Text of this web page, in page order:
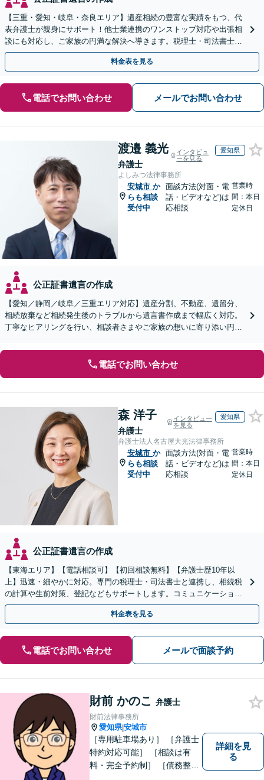
【三重・愛知・岐阜・奈良エリア】遺産相続の豊富な実績をもつ、代
表弁護士が親身にサポート！他士業連携のワンストップ対応や出張相
談にも対応し、ご家族の円満な解決へ導きます。税理士・司法書士と
も連携し、スピーディな解決をご提案【夜間面談可】
料金表を見る
電話でお問い合わせ メールでお問い合わせ
渡邉 義光
弁護士
インタビュ
ーを見る
愛知県
よしみつ法律事務所
安城市 か
らも相談
受付中
面談方法(対面・電
話・ビデオなど)は
応相談
営業時
間：本日
定休日
公正証書遺言の作成
【愛知／静岡／岐阜／三重エリア対応】遺産分割、不動産、遺留分、
相続放棄など相続発生後のトラブルから遺言書作成まで幅広く対応。
丁寧なヒアリングを行い、相談者さまやご家族の想いに寄り添い円滑
電話でお問い合わせ
森 洋子
弁護士
インタビュー
を見る
愛知県
弁護士法人名古屋大光法律事務所
安城市 か
らも相談
受付中
面談方法(対面・電
話・ビデオなど)は
応相談
営業時
間：本日
定休日
公正証書遺言の作成
【東海エリア】【電話相談可】【初回相談無料】【弁護士歴10年以
上】迅速・細やかに対応。専門の税理士・司法書士と連携し、相続税
の計算や生前対策、登記などもサポートします。コミュニケーション
を大事にし、より納得できる解決を目指します。
料金表を見る
電話でお問い合わせ メールで面談予約
財前 かのこ 弁護士
財前法律事務所
愛知県|安城市
［専用駐車場あり］ ［弁護士
特約対応可能］ ［相談は有
料・完全予約制］ ［債務整理
詳細を見
る